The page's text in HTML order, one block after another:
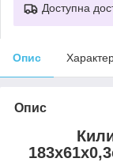
Доступна
Опис
Опис